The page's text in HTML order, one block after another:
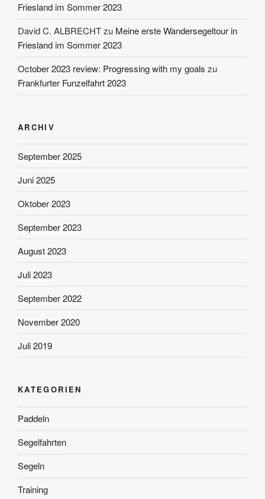
Friesland im Sommer 2023
David C. ALBRECHTzu Meine erste Wandersegeltour in
Friesland im Sommer 2023
October 2023 review: Progressing with my goals zu
Frankfurter Funzelfahrt 2023
ARCHIV
September 2025
Juni 2025
Oktober 2023
September 2023
August 2023
Juli 2023
September 2022
November 2020
Juli 2019
KATEGORIEN
Paddeln
Segelfahrten
Segeln
Training